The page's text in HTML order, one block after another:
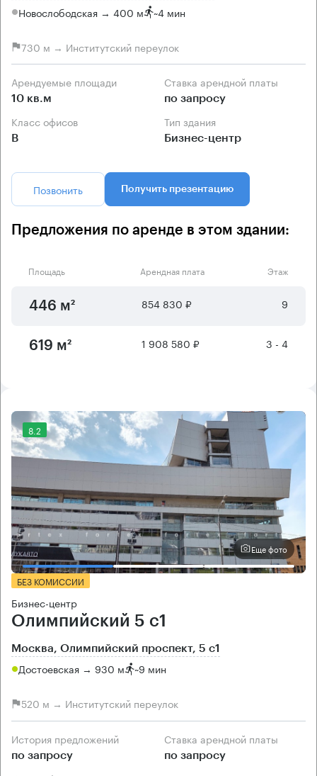
Новослободская → 400 м ~4 мин
730 м → Институтский переулок
Арендуемые площади
10 кв.м
Ставка арендной платы
по запросу
Класс офисов
B
Тип здания
Бизнес-центр
Позвонить Получить презентацию
Предложения по аренде в этом здании:
Площадь Арендная плата Этаж
446 м² 854 830 ₽ 9
619 м² 1 908 580 ₽ 3 - 4
8.2
Еще фото
БЕЗ КОМИССИИ
Бизнес-центр
Олимпийский 5 с1
Москва, Олимпийский проспект, 5 с1
Достоевская → 930 м ~9 мин
520 м → Институтский переулок
История предложений
по запросу
Ставка арендной платы
по запросу